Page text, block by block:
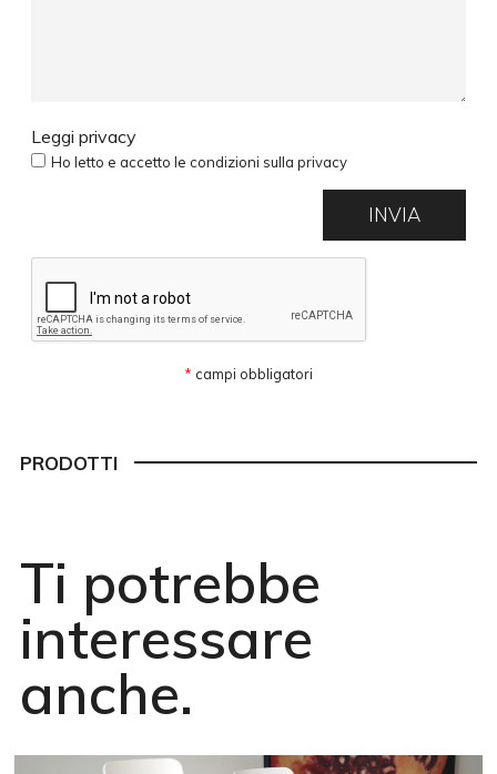
Leggi privacy
Ho letto e accetto le condizioni sulla privacy
* campi obbligatori
PRODOTTI
Ti potrebbe
interessare
anche.